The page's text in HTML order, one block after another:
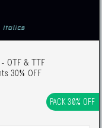
OTF & TTF
30% OFF
PACK 30% OFF